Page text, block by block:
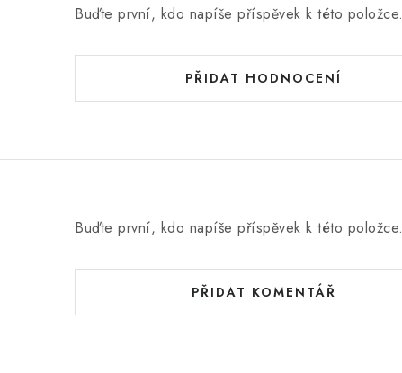
Buďte první, kdo napíše příspěvek k této položce.
PŘIDAT HODNOCENÍ
Buďte první, kdo napíše příspěvek k této položce.
PŘIDAT KOMENTÁŘ